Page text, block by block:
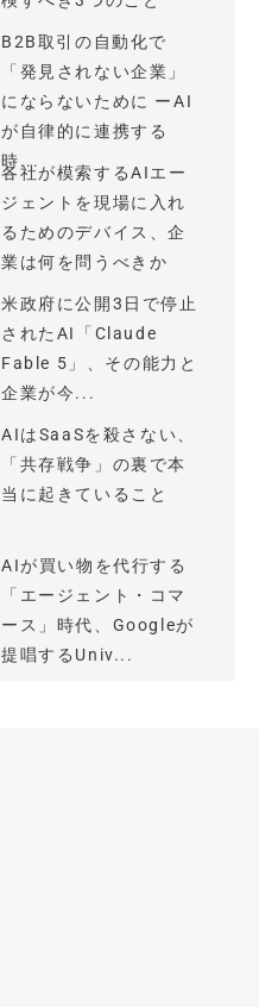
B2B取引の自動化で
「発見されない企業」
にならないために ーAI
が自律的に連携する
時...
各社が模索するAIエー
ジェントを現場に入れ
るためのデバイス、企
業は何を問うべきか
米政府に公開3日で停止
されたAI「Claude
Fable 5」、その能力と
企業が今...
AIはSaaSを殺さない、
「共存戦争」の裏で本
当に起きていること
AIが買い物を代行する
「エージェント・コマ
ース」時代、Googleが
提唱するUniv...